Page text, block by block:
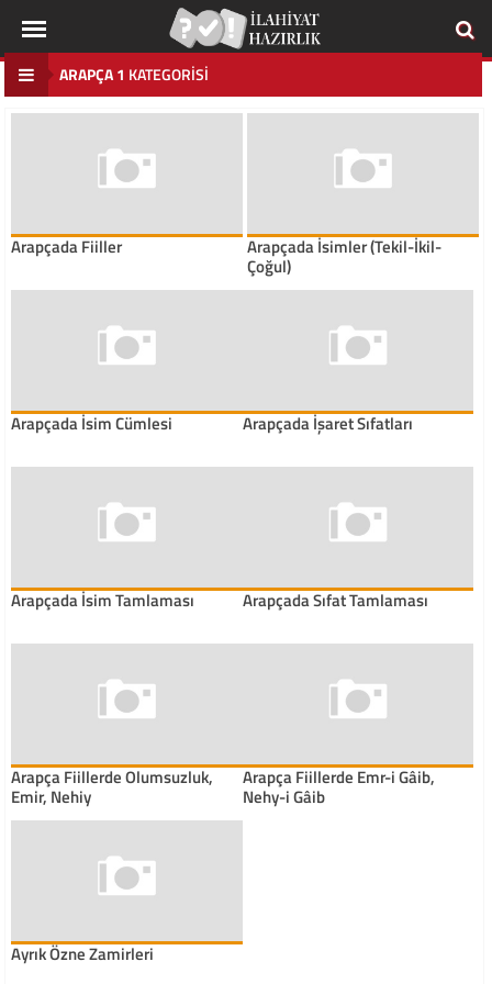
ARAPÇA 1 KATEGORISI
Arapçada Fiiller Arapçada İsimler (Tekil-İkil-
Çoğul)
Arapçada İsim Cümlesi Arapçada İşaret Sıfatları
Arapçada İsim Tamlaması Arapçada Sıfat Tamlaması
Arapça Fiillerde Olumsuzluk,
Emir, Nehiy
Arapça Fiillerde Emr-i Gâib,
Nehy-i Gâib
Ayrık Özne Zamirleri